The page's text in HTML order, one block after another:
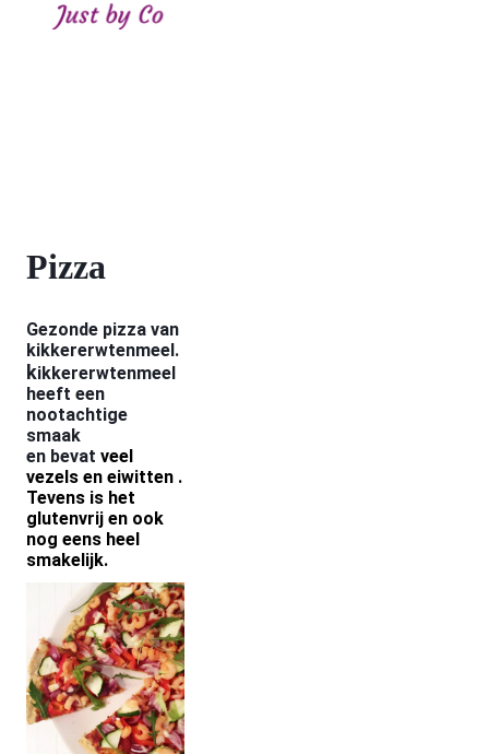
Pizza
Gezonde pizza van
kikkererwtenmeel.
kikkererwtenmeel
heeft een
nootachtige
smaak
en bevat veel
vezels en eiwitten .
Tevens is het
glutenvrij en ook
nog eens heel
smakelijk.